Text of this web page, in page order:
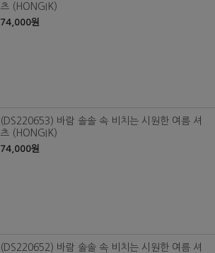
츠 (HONGIK)
74,000원
(DS220653) 바람 솔솔 속 비치는 시원한 여름 셔
츠 (HONGIK)
74,000원
(DS220652) 바람 솔솔 속 비치는 시원한 여름 셔